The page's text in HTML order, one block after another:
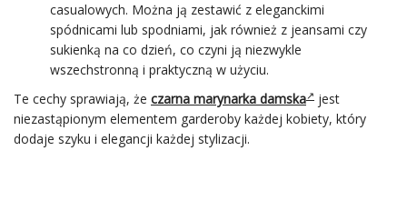
casualowych. Można ją zestawić z eleganckimi
spódnicami lub spodniami, jak również z jeansami czy
sukienką na co dzień, co czyni ją niezwykle
wszechstronną i praktyczną w użyciu.
Te cechy sprawiają, że czarna marynarka damska
jest
niezastąpionym elementem garderoby każdej kobiety, który
dodaje szyku i elegancji każdej stylizacji.